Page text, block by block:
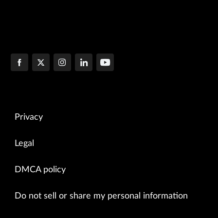
Privacy
Legal
DMCA policy
Do not sell or share my personal information